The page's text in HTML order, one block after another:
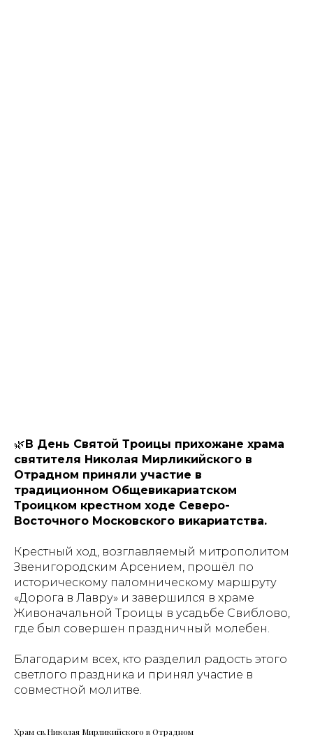
🌿В День Святой Троицы прихожане храма
святителя Николая Мирликийского в
Отрадном приняли участие в
традиционном Общевикариатском
Троицком крестном ходе Северо-
Восточного Московского викариатства.
Крестный ход, возглавляемый митрополитом
Звенигородским Арсением, прошёл по
историческому паломническому маршруту
«Дорога в Лавру» и завершился в храме
Живоначальной Троицы в усадьбе Свиблово,
где был совершен праздничный молебен.
Благодарим всех, кто разделил радость этого
светлого праздника и принял участие в
совместной молитве.
Храм св.Николая Мирликийского в Отрадном